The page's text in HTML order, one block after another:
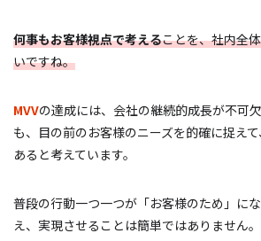
何事もお客様視点で考えることを、社内全
いですね。
MVVの達成には、会社の継続的成長が不可
も、目の前のお客様のニーズを的確に捉え
あると考えています。
普段の行動一つ一つが「お客様のため」に
え、実現させることは簡単ではありません